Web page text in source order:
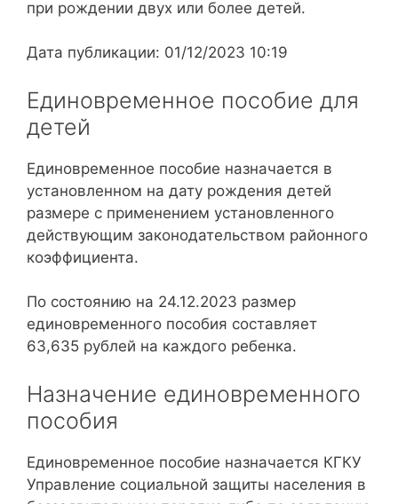
при рождении двух или более детей.
Дата публикации: 01/12/2023 10:19
Единовременное пособие для
детей
Единовременное пособие назначается в
установленном на дату рождения детей
размере с применением установленного
действующим законодательством районного
коэффициента.
По состоянию на 24.12.2023 размер
единовременного пособия составляет
63,635 рублей на каждого ребенка.
Назначение единовременного
пособия
Единовременное пособие назначается КГКУ
Управление социальной защиты населения в